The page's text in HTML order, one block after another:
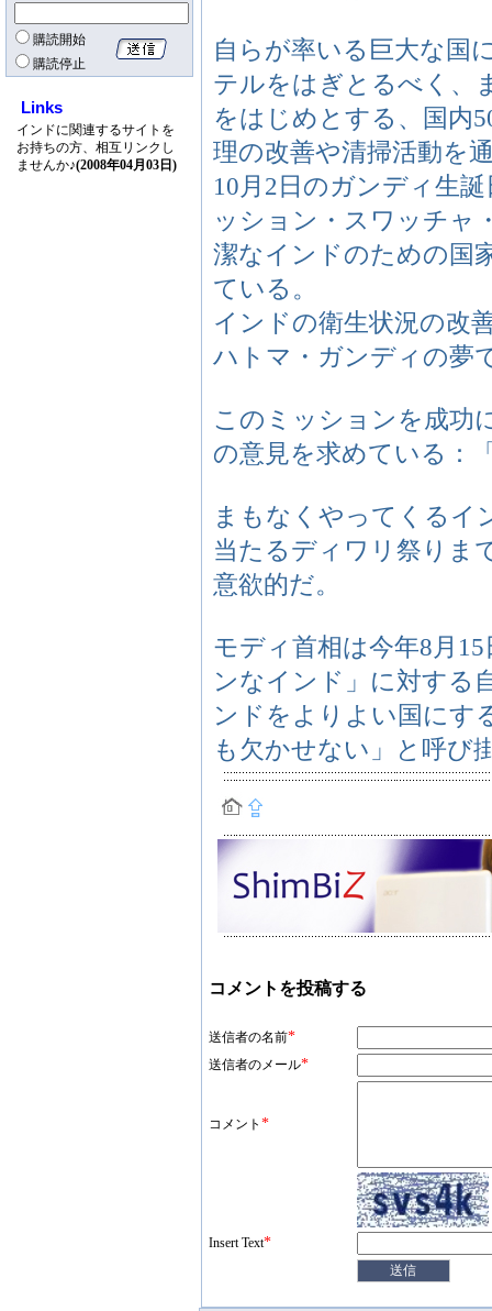
購読開始
購読停止
Links
インドに関連するサイトを
お持ちの方、相互リンクし
ませんか♪(2008年04月03日)
自らが率いる巨大な国
テルをはぎとるべく、
をはじめとする、国内
理の改善や清掃活動を
10月2日のガンディ生
ッション・スワッチャ
潔なインドのための国
ている。
インドの衛生状況の改
ハトマ・ガンディの夢
このミッションを成功
の意見を求めている：
まもなくやってくるイ
当たるディワリ祭りま
意欲的だ。
モディ首相は今年8月
ンなインド」に対する
ンドをよりよい国にす
も欠かせない」と呼び
コメントを投稿する
送信者の名前*
送信者のメール*
コメント *
Insert Text*